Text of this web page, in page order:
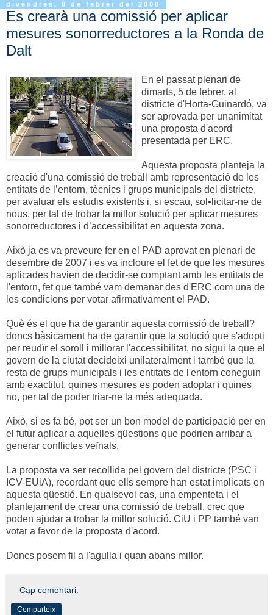
divendres, 8 de febrer del 2008
Es crearà una comissió per aplicar
mesures sonorreductores a la Ronda de
Dalt
En el passat plenari de
dimarts, 5 de febrer, al
districte d'Horta-Guinardó, va
ser aprovada per unanimitat
una proposta d'acord
presentada per ERC.
Aquesta proposta planteja la
creació d'una comissió de treball amb representació de les
entitats de l’entorn, tècnics i grups municipals del districte,
per avaluar els estudis existents i, si escau, sol•licitar-ne de
nous, per tal de trobar la millor solució per aplicar mesures
sonorreductores i d’accessibilitat en aquesta zona.
Això ja es va preveure fer en el PAD aprovat en plenari de
desembre de 2007 i es va incloure el fet de que les mesures
aplicades havien de decidir-se comptant amb les entitats de
l'entorn, fet que també vam demanar des d'ERC com una de
les condicions per votar afirmativament el PAD.
Què és el que ha de garantir aquesta comissió de treball?
doncs bàsicament ha de garantir que la solució que s'adopti
per reudïr el soroll i millorar l'accessibilitat, no sigui la que el
govern de la ciutat decideixi unilateralment i també que la
resta de grups municipals i les entitats de l'entorn coneguin
amb exactitut, quines mesures es poden adoptar i quines
no, per tal de poder triar-ne la més adequada.
Això, si es fa bé, pot ser un bon model de participació per en
el futur aplicar a aquelles qüestions que podrien arribar a
generar conflictes veïnals.
La proposta va ser recollida pel govern del districte (PSC i
ICV-EUiA), recordant que ells sempre han estat implicats en
aquesta qüestió. En qualsevol cas, una empenteta i el
plantejament de crear una comissió de treball, crec que
poden ajudar a trobar la millor solució. CiU i PP també van
votar a favor de la proposta d'acord.
Doncs posem fil a l'agulla i quan abans millor.
Cap comentari:
Comparteix